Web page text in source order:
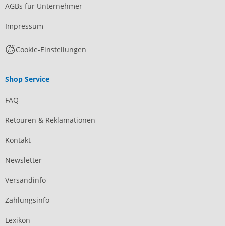
AGBs für Unternehmer
Impressum
Cookie-Einstellungen
Shop Service
FAQ
Retouren & Reklamationen
Kontakt
Newsletter
Versandinfo
Zahlungsinfo
Lexikon